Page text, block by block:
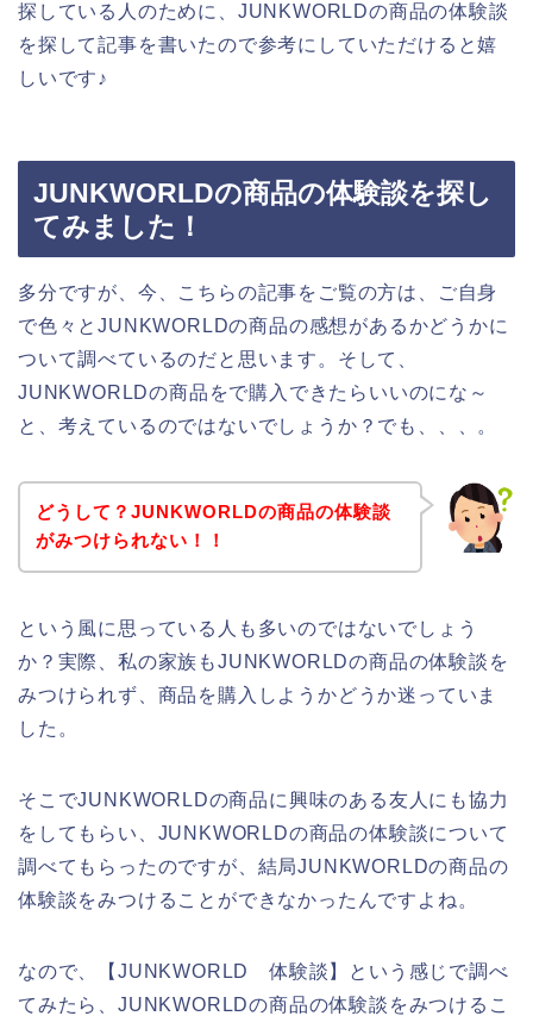
探している人のために、JUNKWORLDの商品の体験談
を探して記事を書いたので参考にしていただけると嬉
しいです♪
JUNKWORLDの商品の体験談を探し
てみました！
多分ですが、今、こちらの記事をご覧の方は、ご自身
で色々とJUNKWORLDの商品の感想があるかどうかに
ついて調べているのだと思います。そして、
JUNKWORLDの商品をで購入できたらいいのにな～
と、考えているのではないでしょうか？でも、、、。
どうして？JUNKWORLDの商品の体験談
がみつけられない！！
という風に思っている人も多いのではないでしょう
か？実際、私の家族もJUNKWORLDの商品の体験談を
みつけられず、商品を購入しようかどうか迷っていま
した。
そこでJUNKWORLDの商品に興味のある友人にも協力
をしてもらい、JUNKWORLDの商品の体験談について
調べてもらったのですが、結局JUNKWORLDの商品の
体験談をみつけることができなかったんですよね。
なので、【JUNKWORLD 体験談】という感じで調べ
てみたら、JUNKWORLDの商品の体験談をみつけるこ